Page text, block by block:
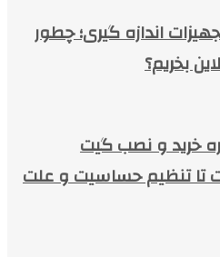
اندازه گیری؛ چطور
بخریم؟
خرید و نصب گیت
تا تنظیم حساسیت و علت